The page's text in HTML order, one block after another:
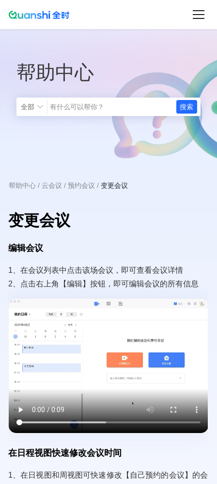
帮助中心
全部
面
帮助中心 云会议 预约会议 变更会议
变更会议
编辑会议
1、在会议列表中点击该场会议，即可查看会议详情
2、点击右上角【编辑】按钮，即可编辑会议的所有信息
Video
file
在日程视图快速修改会议时间
1、在日视图和周视图可快速修改【自己预约的会议】的会